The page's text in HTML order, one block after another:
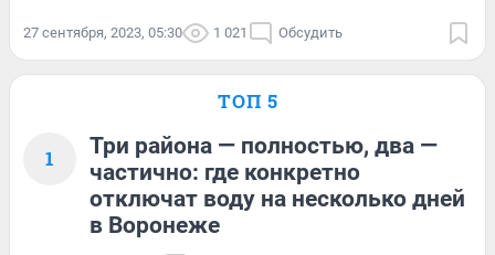
27 сентября, 2023, 05:30 1 021 Обсудить
ТОП 5
1
Три района — полностью, два —
частично: где конкретно
отключат воду на несколько дней
в Воронеже